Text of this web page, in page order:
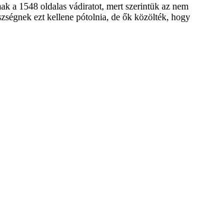
a 1548 oldalas vádiratot, mert szerintük az nem
ezt kellene pótolnia, de ők közölték, hogy